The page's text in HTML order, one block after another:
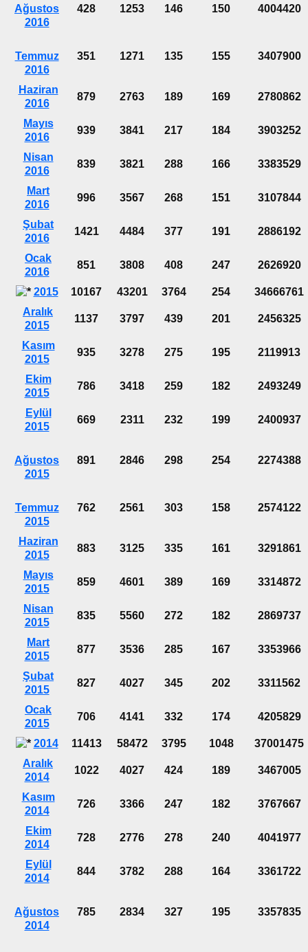
Ağustos
2016
428 1253 146 150 4004420
Temmuz
2016
351 1271 135 155 3407900
Haziran
2016
879 2763 189 169 2780862
Mayıs
2016
939 3841 217 184 3903252
Nisan
2016
839 3821 288 166 3383529
Mart
2016
996 3567 268 151 3107844
Şubat
2016
1421 4484 377 191 2886192
Ocak
2016
851 3808 408 247 2626920
2015 10167 43201 3764 254
34666761
Aralık
2015
1137 3797 439 201 2456325
Kasım
2015
935 3278 275 195 2119913
Ekim
2015
786 3418 259 182 2493249
Eylül
2015
669 2311 232 199 2400937
Ağustos
2015
891 2846 298 254 2274388
Temmuz
2015
762 2561 303 158 2574122
Haziran
2015
883 3125 335 161 3291861
Mayıs
2015
859 4601 389 169 3314872
Nisan
2015
835 5560 272 182 2869737
Mart
2015
877 3536 285 167 3353966
Şubat
2015
827 4027 345 202 3311562
Ocak
2015
706 4141 332 174 4205829
2014 11413 58472 3795 1048
37001475
Aralık
2014
1022 4027 424 189 3467005
Kasım
2014
726 3366 247 182 3767667
Ekim
2014
728 2776 278 240 4041977
Eylül
2014
844 3782 288 164 3361722
Ağustos
2014
785 2834 327 195 3357835